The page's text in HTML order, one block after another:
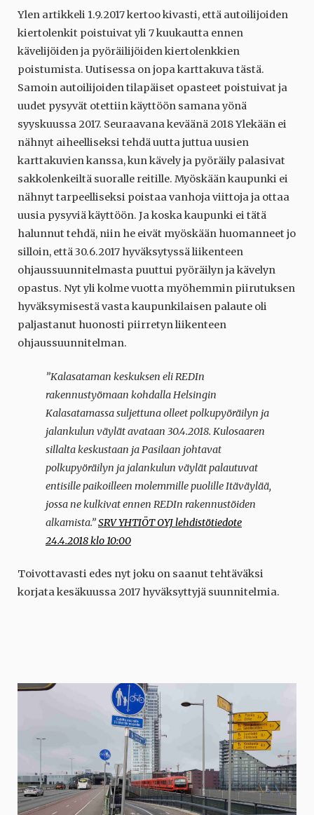
Ylen artikkeli 1.9.2017 kertoo kivasti, että autoilijoiden
kiertolenkit poistuivat yli 7 kuukautta ennen
kävelijöiden ja pyöräilijöiden kiertolenkkien
poistumista. Uutisessa on jopa karttakuva tästä.
Samoin autoilijoiden tilapäiset opasteet poistuivat ja
uudet pysyvät otettiin käyttöön samana yönä
syyskuussa 2017. Seuraavana keväänä 2018 Ylekään ei
nähnyt aiheelliseksi tehdä uutta juttua uusien
karttakuvien kanssa, kun kävely ja pyöräily palasivat
sakkolenkeiltä suoralle reitille. Myöskään kaupunki ei
nähnyt tarpeelliseksi poistaa vanhoja viittoja ja ottaa
uusia pysyviä käyttöön. Ja koska kaupunki ei tätä
halunnut tehdä, niin he eivät myöskään huomanneet jo
silloin, että 30.6.2017 hyväksytyssä liikenteen
ohjaussuunnitelmasta puuttui pyöräilyn ja kävelyn
opastus. Nyt yli kolme vuotta myöhemmin piirutuksen
hyväksymisestä vasta kaupunkilaisen palaute oli
paljastanut huonosti piirretyn liikenteen
ohjaussuunnitelman.
”Kalasataman keskuksen eli REDIn
rakennustyömaan kohdalla Helsingin
Kalasatamassa suljettuna olleet polkupyöräilyn ja
jalankulun väylät avataan 30.4.2018. Kulosaaren
sillalta keskustaan ja Pasilaan johtavat
polkupyöräilyn ja jalankulun väylät palautuvat
entisille paikoilleen molemmille puolille Itäväylää,
jossa ne kulkivat ennen REDIn rakennustöiden
alkamista.”SRV YHTIÖT OYJ lehdistötiedote
24.4.2018 klo 10:00
Toivottavasti edes nyt joku on saanut tehtäväksi
korjata kesäkuussa 2017 hyväksyttyjä suunnitelmia.